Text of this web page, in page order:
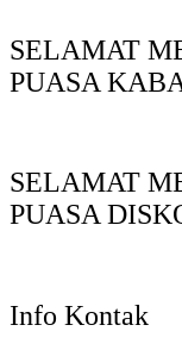
SELAMAT
PUASA
SELAMAT
PUASA
Info Kontak